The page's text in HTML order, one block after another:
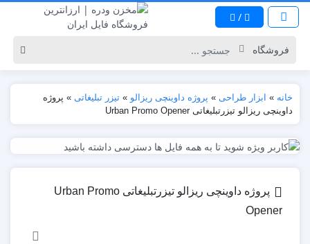
/
خانه » ابزار طراحی » پروژه داوینچی ریزالو » تیزر تبلیغاتی » پروژه
داوینچی ریزالو تیزرتبلیغاتی Urban Promo Opener
پروژه داوینچی ریزالو تیزرتبلیغاتی Urban Promo
Opener